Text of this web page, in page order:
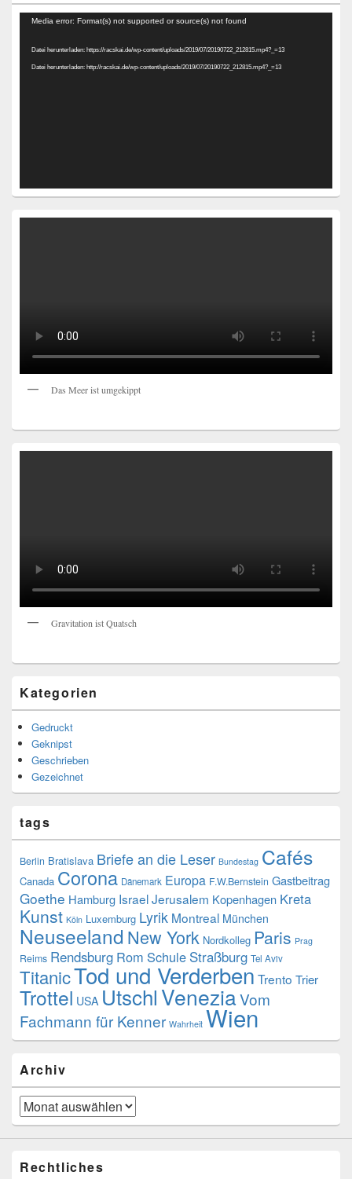
Video-
Media error: Format(s) not supported or source(s) not found
Datei herunterladen: https://racskai.de/wp-content/uploads/2019/07/20190722_212815.mp4?_=13
Datei herunterladen: http://racskai.de/wp-content/uploads/2019/07/20190722_212815.mp4?_=13
Das Meer ist umgekippt
Gravitation ist Quatsch
Kategorien
Gedruckt
Geknipst
Geschrieben
Gezeichnet
tags
Berlin Bratislava Briefe an die Leser Bundestag Cafés
Canada Corona Dänemark Europa F.W.Bernstein Gastbeitrag
Goethe Hamburg IsraelJerusalem Kopenhagen Kreta
Kunst Köln Luxemburg Lyrik Montreal München
Neuseeland New York Nordkolleg Paris Prag
Reims Rendsburg Rom Schule Straßburg Tel Aviv
TitanicTod und Verderben Trento Trier
Trottel USA UtschlVeneziaVom
Fachmann für Kenner Wahrheit Wien
Archiv
Archiv
Rechtliches